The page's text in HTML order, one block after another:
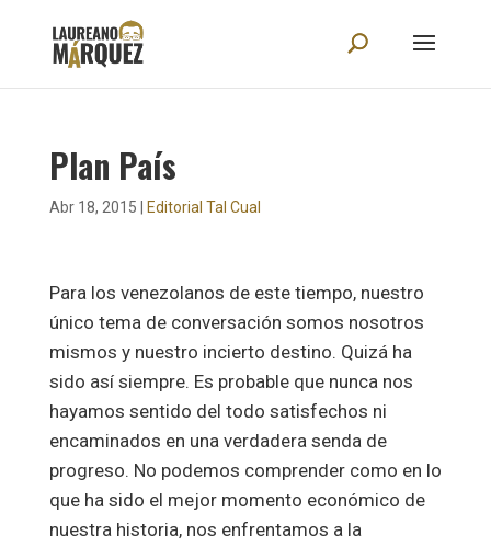
Plan País
Abr 18, 2015 Editorial Tal Cual
Para los venezolanos de este tiempo, nuestro
único tema de conversación somos nosotros
mismos y nuestro incierto destino. Quizá ha
sido así siempre. Es probable que nunca nos
hayamos sentido del todo satisfechos ni
encaminados en una verdadera senda de
progreso. No podemos comprender como en lo
que ha sido el mejor momento económico de
nuestra historia, nos enfrentamos a la